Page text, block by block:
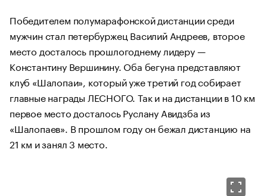
Победителем полумарафонской дистанции среди
мужчин стал петербуржец Василий Андреев, второе
место досталось прошлогоднему лидеру —
Константину Вершинину. Оба бегуна представляют
клуб «Шалопаи», который уже третий год собирает
главные награды ЛЕСНОГО. Так и на дистанции в 10 км
первое место досталось Руслану Авидзба из
«Шалопаев». В прошлом году он бежал дистанцию на
21 км и занял 3 место.